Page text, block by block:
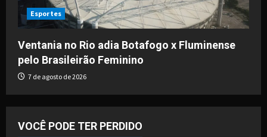
Esportes
Ventania no Rio adia Botafogo x Fluminense
pelo Brasileirão Feminino
7 de agosto de 2026
VOCÊ PODE TER PERDIDO